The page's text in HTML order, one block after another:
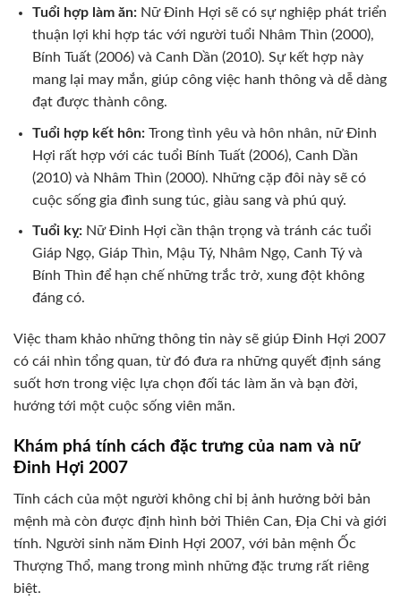
Tuổi hợp làm ăn:Nữ Đinh Hợi sẽ có sự nghiệp phát triển
thuận lợi khi hợp tác với người tuổi Nhâm Thìn (2000),
Bính Tuất (2006) và Canh Dần (2010). Sự kết hợp này
mang lại may mắn, giúp công việc hanh thông và dễ dàng
đạt được thành công.
Tuổi hợp kết hôn:Trong tình yêu và hôn nhân, nữ Đinh
Hợi rất hợp với các tuổi Bính Tuất (2006), Canh Dần
(2010) và Nhâm Thìn (2000). Những cặp đôi này sẽ có
cuộc sống gia đình sung túc, giàu sang và phú quý.
Tuổi kỵ:Nữ Đinh Hợi cần thận trọng và tránh các tuổi
Giáp Ngọ, Giáp Thìn, Mậu Tý, Nhâm Ngọ, Canh Tý và
Bính Thìn để hạn chế những trắc trở, xung đột không
đáng có.
Việc tham khảo những thông tin này sẽ giúp Đinh Hợi 2007
có cái nhìn tổng quan, từ đó đưa ra những quyết định sáng
suốt hơn trong việc lựa chọn đối tác làm ăn và bạn đời,
hướng tới một cuộc sống viên mãn.
Khám phá tính cách đặc trưng của nam và nữ
Đinh Hợi 2007
Tính cách của một người không chỉ bị ảnh hưởng bởi bản
mệnh mà còn được định hình bởi Thiên Can, Địa Chi và giới
tính. Người sinh năm Đinh Hợi 2007, với bản mệnh Ốc
Thượng Thổ, mang trong mình những đặc trưng rất riêng
biệt.